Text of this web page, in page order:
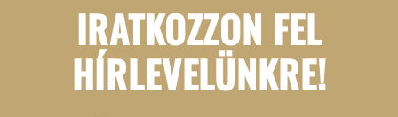
IRATKOZZON FEL
HÍRLEVELÜNKRE!